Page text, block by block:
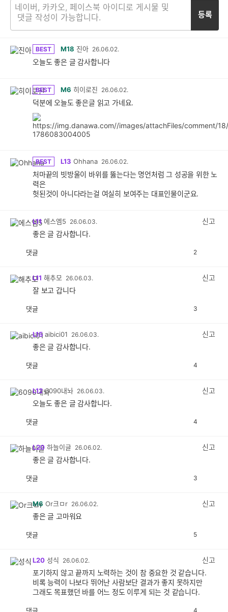
등록
BEST M18 진아 26.06.02.
오늘도 좋은 글 감사합니다
BEST M6 히이로진 26.06.02.
덕분에 오늘도 좋은글 읽고 가네요.
BEST L13 Ohhana 26.06.02.
처마끝의 빗방울이 바위를 뚫는다는 명언처럼 그 성공을 위한 노
력은
헛된것이 아니다라는걸 여실히 보여주는 대표인물이군요.
L11 에스엠5 26.06.03.
신고
좋은 글 감사합니다.
댓글 2
L11 해추모 26.06.03.
신고
잘 보고 갑니다
댓글 3
L15 aibici01 26.06.03.
신고
좋은 글 감사합니다.
댓글 4
L12 6090내놔 26.06.03.
신고
오늘도 좋은 글 감사합니다.
댓글 4
L20 하늘이글 26.06.02.
신고
좋은 글 감사합니다.
댓글 3
M6 Or크ㅁr 26.06.02.
신고
좋은 글 고마워요
댓글 5
L20 성식 26.06.02.
신고
포기하지 않고 끝까지 노력하는 것이 참 중요한 것 같습니다.
비록 능력이 나보다 뛰어난 사람보단 결과가 좋지 못하지만
그래도 목표했던 바를 어느 정도 이루게 되는 것 같습니다.
댓글 4